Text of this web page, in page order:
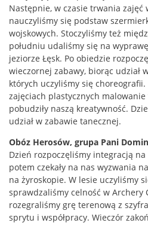
Następnie, w czasie trwania zajęć
nauczyliśmy się podstaw
wojskowych. Stoczyliśmy też
południu udaliśmy się na
jeziorze Łęsk. Po obiedzie
wieczornej zabawy, biorąc udział
których uczyliśmy się
zajęciach plastycznych
pobudziły naszą kreatywność.
udział w zabawie tanecznej.
Obóz Herosów, grupa Pani
Dzień rozpoczęliśmy integracją
potem czekały na nas wyzwania
na żyroskopie. W lesie uczyliśmy
sprawdzaliśmy celność w Archery
rozegraliśmy grę terenową z
sprytu i współpracy. Wieczór